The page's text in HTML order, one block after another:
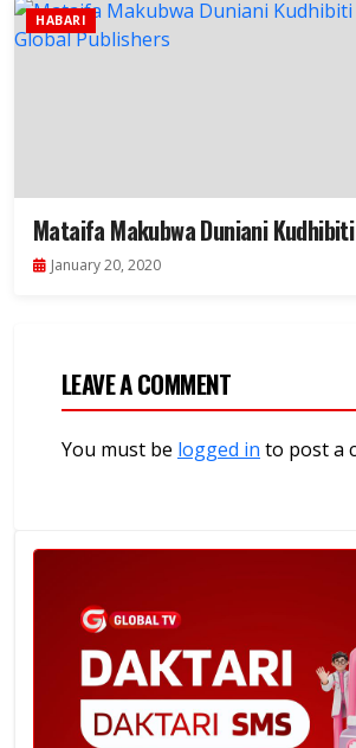
HABARI
Mataifa Makubwa Duniani
January 20, 2020
LEAVE A COMMENT
You must be logged in to post a